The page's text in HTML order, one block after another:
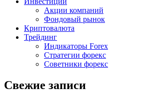
Акции компаний
Фондовый рынок
Криптовалюта
Трейдинг
Индикаторы Forex
Стратегии форекс
Советники форекс
Свежие записи